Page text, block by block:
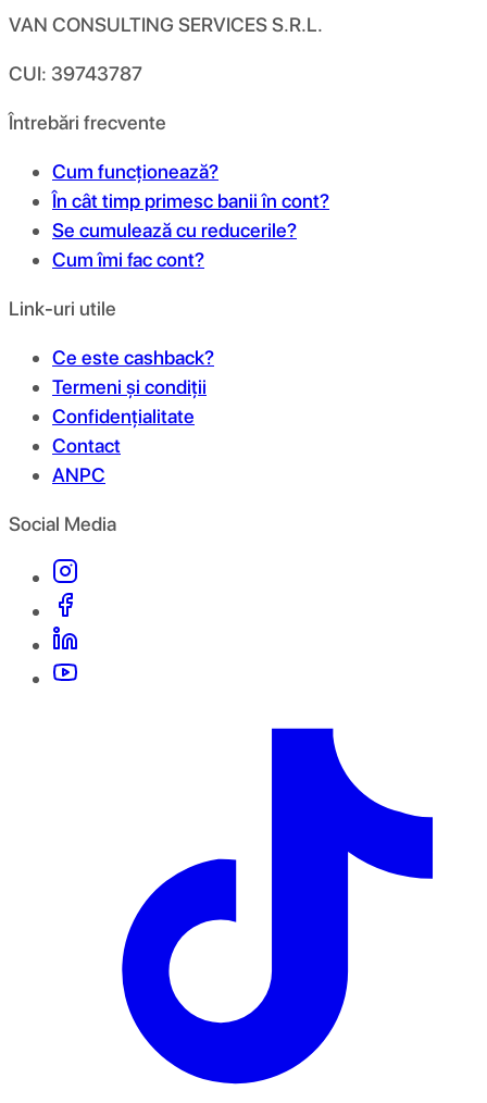
VAN CONSULTING SERVICES S.R.L.
CUI: 39743787
Întrebări frecvente
Cum funcționează?
În cât timp primesc banii în cont?
Se cumulează cu reducerile?
Cum îmi fac cont?
Link-uri utile
Ce este cashback?
Termeni și condiții
Confidențialitate
Contact
ANPC
Social Media